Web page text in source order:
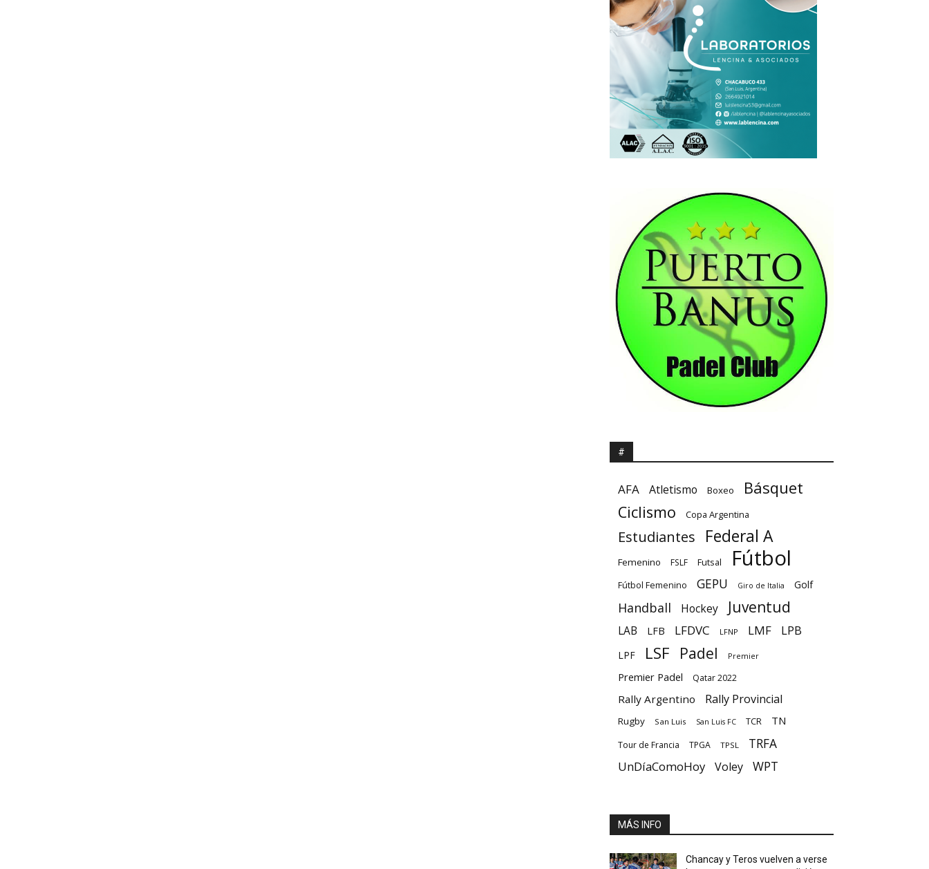
#
AFA Atletismo Boxeo Básquet
Ciclismo Copa Argentina
Estudiantes Federal A
Femenino FSLF Futsal Fútbol
Fútbol Femenino GEPU Giro de Italia Golf
Handball Hockey Juventud
LAB LFB LFDVC LFNP LMF LPB
LPF LSF Padel Premier
Premier Padel Qatar 2022
Rally Argentino Rally Provincial
Rugby San Luis San Luis FC TCR TN
Tour de Francia TPGA TPSL TRFA
UnDíaComoHoy Voley WPT
MÁS INFO
Chancay y Teros vuelven a verse